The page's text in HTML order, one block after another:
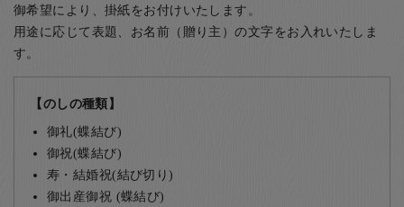
御希望により、掛紙をお付けいたします。
用途に応じて表題、お名前（贈り主）の文字をお入れいたしま
す。
【のしの種類】
御礼(蝶結び)
御祝(蝶結び)
寿・結婚祝(結び切り)
御出産御祝 (蝶結び)